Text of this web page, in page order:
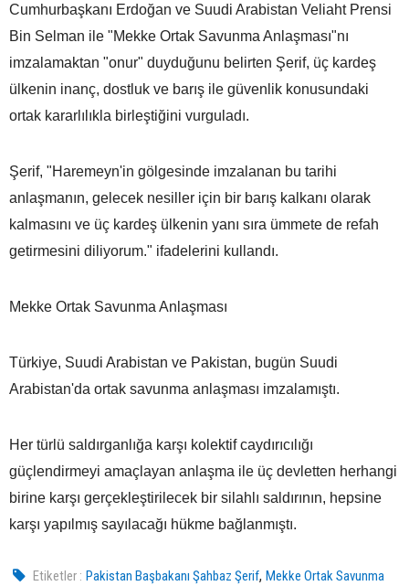
Cumhurbaşkanı Erdoğan ve Suudi Arabistan Veliaht Prensi
Bin Selman ile "Mekke Ortak Savunma Anlaşması"nı
imzalamaktan "onur" duyduğunu belirten Şerif, üç kardeş
ülkenin inanç, dostluk ve barış ile güvenlik konusundaki
ortak kararlılıkla birleştiğini vurguladı.
Şerif, "Haremeyn'in gölgesinde imzalanan bu tarihi
anlaşmanın, gelecek nesiller için bir barış kalkanı olarak
kalmasını ve üç kardeş ülkenin yanı sıra ümmete de refah
getirmesini diliyorum." ifadelerini kullandı.
Mekke Ortak Savunma Anlaşması
Türkiye, Suudi Arabistan ve Pakistan, bugün Suudi
Arabistan'da ortak savunma anlaşması imzalamıştı.
Her türlü saldırganlığa karşı kolektif caydırıcılığı
güçlendirmeyi amaçlayan anlaşma ile üç devletten herhangi
birine karşı gerçekleştirilecek bir silahlı saldırının, hepsine
karşı yapılmış sayılacağı hükme bağlanmıştı.
Etiketler : Pakistan Başbakanı Şahbaz Şerif,Mekke Ortak Savunma